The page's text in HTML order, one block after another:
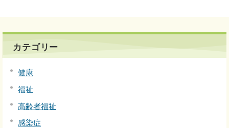
カテゴリー
健康
福祉
高齢者福祉
感染症